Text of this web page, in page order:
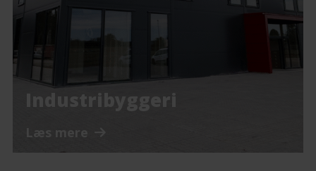
Industribyggeri
Læs mere